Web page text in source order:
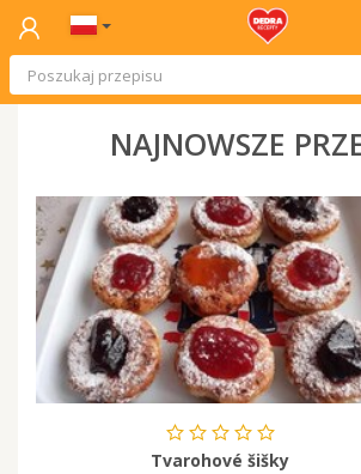
NAJNOWSZE
Tvarohové šišky